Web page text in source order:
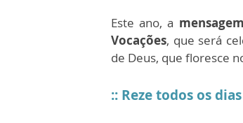
Este ano, a
Vocações, que será
de Deus, que floresce
:: Reze todos os